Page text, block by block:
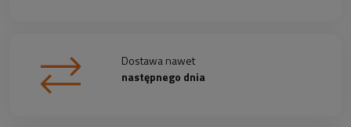
Dostawa nawet
następnego dnia